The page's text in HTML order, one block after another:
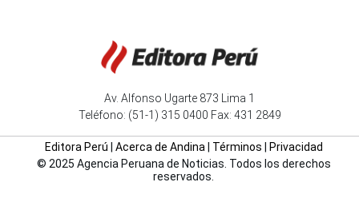
Av. Alfonso Ugarte 873 Lima 1
Teléfono: (51-1) 315 0400 Fax: 431 2849
Editora Perú Acerca de Andina Términos
Privacidad
© 2025 Agencia Peruana de Noticias. Todos los derechos
reservados.